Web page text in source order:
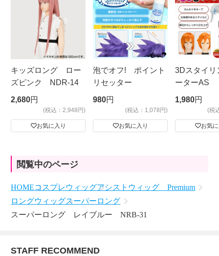
キッズロング ロー
ズピンク NDR-14
2,680円
(税込：2,948円)
お気に入り
泡でオフ! ポイント
リセッター
980円
(税込：1,078円)
お気に入り
3Dスタイリ
ーターAS
ビッグサイ
1,980円
(税
お気
閲覧中のページ
HOMEコスプレウィッグアシストウィッグ Premium
ロングウィッグスーパーロング
スーパーロング レイブルー NRB-31
STAFF RECOMMEND